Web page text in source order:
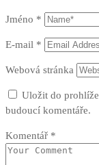
Jméno *
E-mail *
Webová stránka
Uložit do
budoucí komentáře.
Komentář *